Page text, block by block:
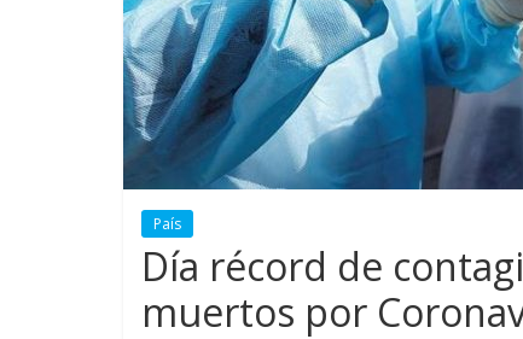
País
Día récord de
muertos por